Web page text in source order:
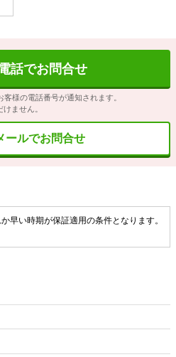
話でお問合せ
様の電話番号が通知されます。
ません。
ールでお問合せ
早い時期が保証適用の条件となります。